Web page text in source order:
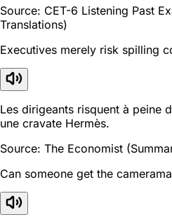
Source: CET-6 Listening Past
Translations)
Executives merely risk spilling
Les dirigeants risquent à peine
une cravate Hermès.
Source: The Economist
Can someone get the